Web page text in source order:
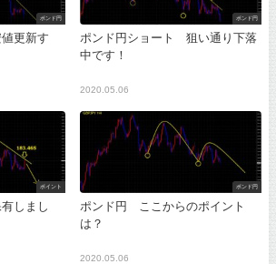
ポンド円
更新す
ポンド円
ポンド円ショート 狙い通り下落
中です！
2020.05.06
ポイント
しまし
ポンド円
ポンド円 ここからのポイント
は？
2020.05.06